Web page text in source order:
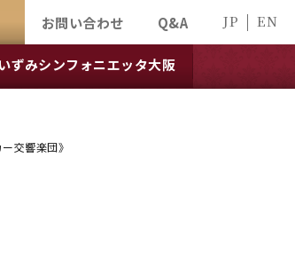
お問い合わせ Q&A JP EN
いずみシンフォニエッタ大阪
交響楽団》